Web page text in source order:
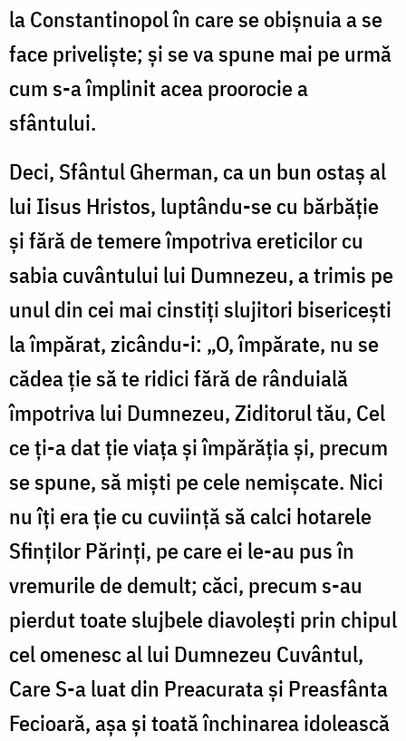
la Constantinopol în care se obișnuia a se
face priveliște; și se va spune mai pe urmă
cum s-a împlinit acea proorocie a
sfântului.
Deci, Sfântul Gherman, ca un bun ostaș al
lui Iisus Hristos, luptându-se cu bărbăție
și fără de temere împotriva ereticilor cu
sabia cuvântului lui Dumnezeu, a trimis pe
unul din cei mai cinstiți slujitori bisericești
la împărat, zicându-i: „O, împărate, nu se
cădea ție să te ridici fără de rânduială
împotriva lui Dumnezeu, Ziditorul tău, Cel
ce ți-a dat ție viața și împărăția și, precum
se spune, să miști pe cele nemișcate. Nici
nu îți era ție cu cuviință să calci hotarele
Sfinților Părinți, pe care ei le-au pus în
vremurile de demult; căci, precum s-au
pierdut toate slujbele diavolești prin chipul
cel omenesc al lui Dumnezeu Cuvântul,
Care S-a luat din Preacurata și Preasfânta
Fecioară, așa și toată închinarea idolească